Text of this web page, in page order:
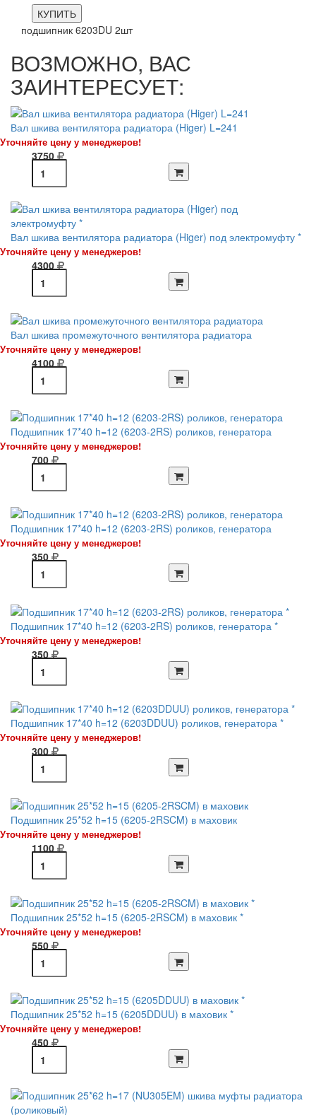
КУПИТЬ
подшипник 6203DU 2шт
ВОЗМОЖНО, ВАС
ЗАИНТЕРЕСУЕТ:
Вал шкива вентилятора радиатора (Higer) L=241
Уточняйте цену у менеджеров!
3750
Вал шкива вентилятора радиатора (Higer) под электромуфту *
Уточняйте цену у менеджеров!
4300
Вал шкива промежуточного вентилятора радиатора
Уточняйте цену у менеджеров!
4100
Подшипник 17*40 h=12 (6203-2RS) роликов, генератора
Уточняйте цену у менеджеров!
700
Подшипник 17*40 h=12 (6203-2RS) роликов, генератора
Уточняйте цену у менеджеров!
350
Подшипник 17*40 h=12 (6203-2RS) роликов, генератора *
Уточняйте цену у менеджеров!
350
Подшипник 17*40 h=12 (6203DDUU) роликов, генератора *
Уточняйте цену у менеджеров!
300
Подшипник 25*52 h=15 (6205-2RSCM) в маховик
Уточняйте цену у менеджеров!
1100
Подшипник 25*52 h=15 (6205-2RSCM) в маховик *
Уточняйте цену у менеджеров!
550
Подшипник 25*52 h=15 (6205DDUU) в маховик *
Уточняйте цену у менеджеров!
450